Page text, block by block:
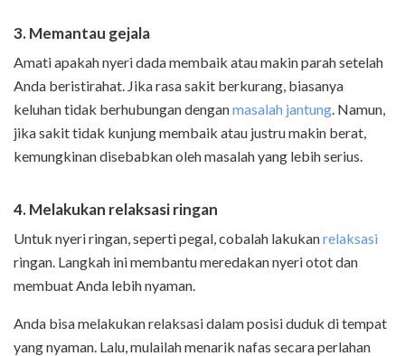
3. Memantau gejala
Amati apakah nyeri dada membaik atau makin parah setelah
Anda beristirahat. Jika rasa sakit berkurang, biasanya
keluhan tidak berhubungan denganmasalah jantung . Namun,
jika sakit tidak kunjung membaik atau justru makin berat,
kemungkinan disebabkan oleh masalah yang lebih serius.
4. Melakukan relaksasi ringan
Untuk nyeri ringan, seperti pegal, cobalah lakukanrelaksasi
ringan. Langkah ini membantu meredakan nyeri otot dan
membuat Anda lebih nyaman.
Anda bisa melakukan relaksasi dalam posisi duduk di tempat
yang nyaman. Lalu, mulailah menarik nafas secara perlahan